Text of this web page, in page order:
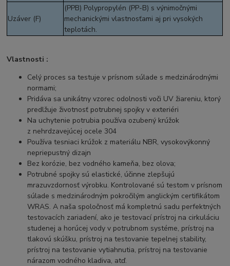
Uzáver (F)
(PPB) Polypropylén (PP-B) s výnimočnými
mechanickými vlastnosťami aj pri vysokých
teplotách.
Vlastnosti :
Celý proces sa testuje v prísnom súlade s medzinárodnými
normami;
Pridáva sa unikátny vzorec odolnosti voči UV žiareniu, ktorý
predlžuje životnosť potrubnej spojky v exteriéri
Na uchytenie potrubia používa ozubený krúžok
z nehrdzavejúcej ocele 304
Používa tesniaci krúžok z materiálu NBR, vysokovýkonný
nepriepustný dizajn
Bez korózie, bez vodného kameňa, bez olova;
Potrubné spojky sú elastické, účinne zlepšujú
mrazuvzdornosť výrobku. Kontrolované sú testom v prísnom
súlade s medzinárodným pokročilým anglickým certifikátom
WRAS. A naša spoločnosť má kompletnú sadu perfektných
testovacích zariadení, ako je testovací prístroj na cirkuláciu
studenej a horúcej vody v potrubnom systéme, prístroj na
tlakovú skúšku, prístroj na testovanie tepelnej stability,
prístroj na testovanie vytiahnutia, prístroj na testovanie
nárazom vodného kladiva, atď.